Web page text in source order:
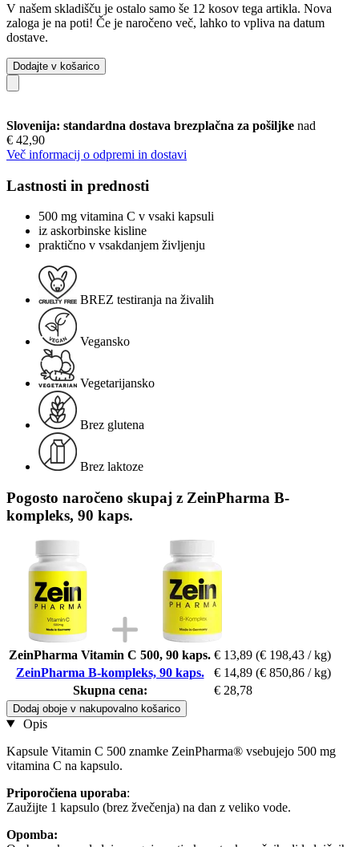
V našem skladišču je ostalo samo še 12 kosov tega artikla. Nova
zaloga je na poti! Če je naročeno več, lahko to vpliva na datum
dostave.
Dodajte v košarico
Slovenija: standardna dostava brezplačna za pošiljke nad
€ 42,90
Več informacij o odpremi in dostavi
Lastnosti in prednosti
500 mg vitamina C v vsaki kapsuli
iz askorbinske kisline
praktično v vsakdanjem življenju
BREZ testiranja na živalih
Vegansko
Vegetarijansko
Brez glutena
Brez laktoze
Pogosto naročeno skupaj z ZeinPharma B-
kompleks, 90 kaps.
ZeinPharma Vitamin C 500, 90 kaps. € 13,89 (€ 198,43 / kg)
ZeinPharma B-kompleks, 90 kaps.
€ 14,89 (€ 850,86 / kg)
Skupna cena:
€ 28,78
Dodaj oboje v nakupovalno košarico
Opis
Kapsule Vitamin C 500 znamke ZeinPharma® vsebujejo 500 mg
vitamina C na kapsulo.
Priporočiena uporaba:
Zaužijte 1 kapsulo (brez žvečenja) na dan z veliko vode.
Opomba: